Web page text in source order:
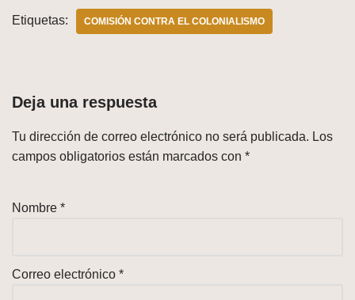
Etiquetas: COMISIÓN CONTRA EL COLONIALISMO
Deja una respuesta
Tu dirección de correo electrónico no será publicada. Los
campos obligatorios están marcados con *
Nombre *
Correo electrónico *